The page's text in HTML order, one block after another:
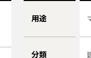
用途
分類